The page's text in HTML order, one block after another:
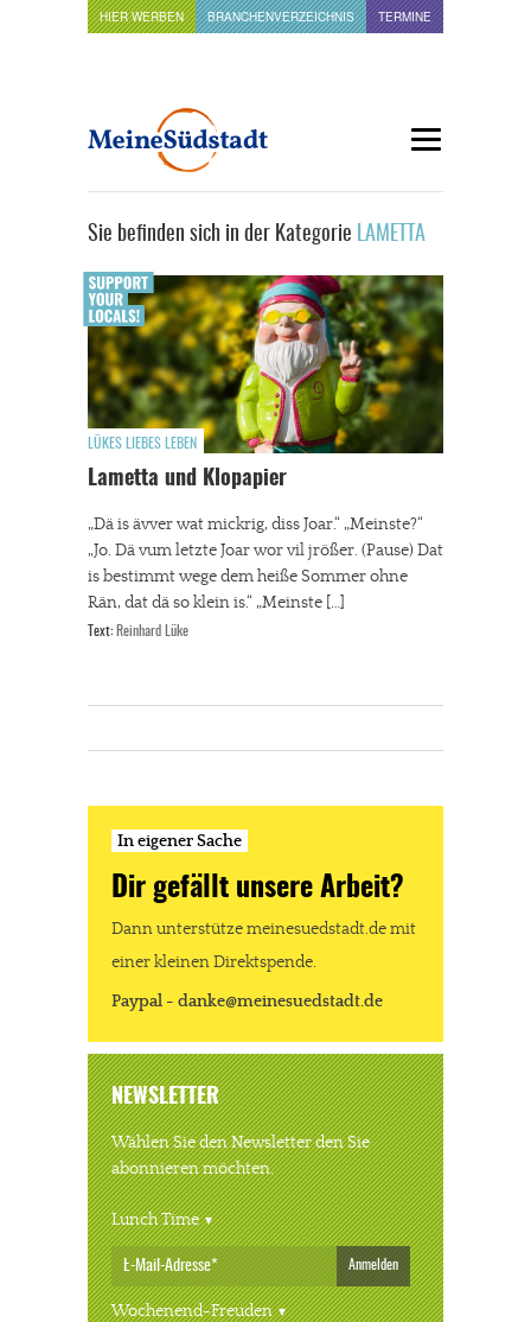
HIER WERBEN BRANCHENVERZEICHNIS TERMINE
Sie befinden sich in der Kategorie LAMETTA
LÜKES LIEBES LEBEN
Lametta und Klopapier
„Dä is ävver wat mickrig, diss Joar.“ „Meinste?“
„Jo. Dä vum letzte Joar wor vil jrößer. (Pause) Dat
is bestimmt wege dem heiße Sommer ohne
Rän, dat dä so klein is.“ „Meinste […]
Text: Reinhard Lüke
In eigener Sache
Dir gefällt unsere Arbeit?
Dann unterstütze meinesuedstadt.de mit
einer kleinen Direktspende.
Paypal - danke@meinesuedstadt.de
NEWSLETTER
Wählen Sie den Newsletter den Sie
abonnieren möchten.
Lunch Time
Anmelden
Wochenend-Freuden